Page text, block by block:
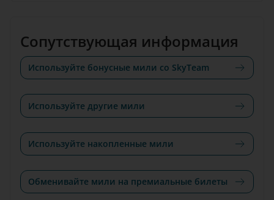
Сопутствующая информация
Используйте бонусные мили со SkyTeam
Используйте другие мили
Используйте накопленные мили
Обменивайте мили на премиальные билеты